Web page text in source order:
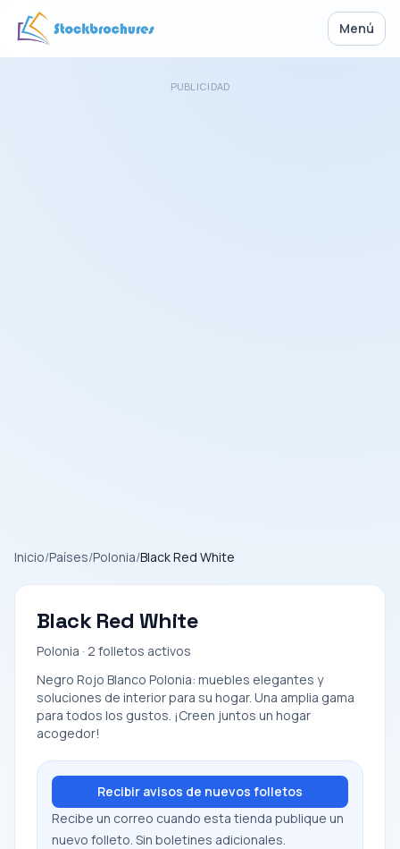
Menú
PUBLICIDAD
Inicio/Países/Polonia/Black Red White
Black Red White
Polonia · 2 folletos activos
Negro Rojo Blanco Polonia: muebles elegantes y
soluciones de interior para su hogar. Una amplia gama
para todos los gustos. ¡Creen juntos un hogar
acogedor!
Recibir avisos de nuevos folletos
Recibe un correo cuando esta tienda publique un
nuevo folleto. Sin boletines adicionales.